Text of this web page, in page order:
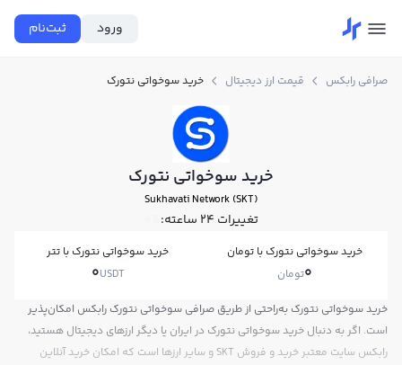
ورود ثبت‌نام
صرافی رابکس قیمت ارز دیجیتال خرید سوخواتی نتورک
خرید سوخواتی نتورک
Sukhavati Network (SKT)
تغییرات ۲۴ ساعته: 0%
خرید سوخواتی نتورک با تومان
0تومان
خرید سوخواتی نتورک با تتر
0USDT
خرید سوخواتی نتورک به‌راحتی از طریق صرافی سوخواتی نتورک رابکس امکان‌پذیر
است. اگر به دنبال خرید سوخواتی نتورک در ایران یا دیگر ارزهای دیجیتال هستید،
رابکس سایت معتبر خرید و فروش SKT و سایر ارزها است که امکان خرید آنلاین